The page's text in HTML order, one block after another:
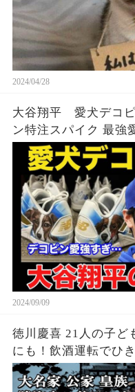
2024/04/28
大谷翔平 愛犬デコ
ン特注スパイク 最強
2024/09/09
徳川慶喜 21人の子ど
にも！飲酒運転でひ